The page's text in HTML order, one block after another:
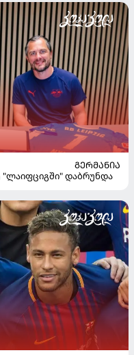
ᲒᲔᲠᲛᲐᲜᲘᲐ
"ლაიფციგში" დაბრუნდა